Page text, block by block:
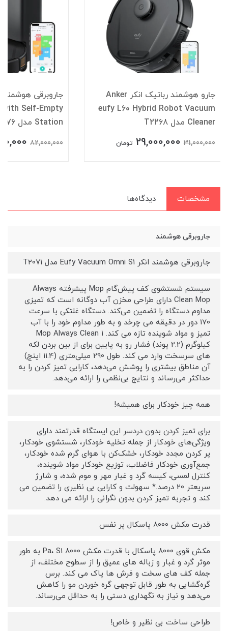
جارو هوشمند رباتیک انکر Anker
eufy L60 Hybrid Robot Vacuum
Cleaner مدل T2268
31,000,000
29,000,000 تومان
with Self-Empty
Station مدل T2276
82,000,000
مشخصات دیدگاه‌ها
جاروبرقی هوشمند
جاروبرقی هوشمند انکر Eufy Vacuum Omni S1 مدل T2071
سیستم شستشوی کف پیش‌گام Mop پیشرفته Always
Clean Mop دارای طراحی مخزن آب دوگانه است که تمیزی
مداوم دستگاه را تضمین می‌کند. دستگاه غلتکی با سرعت
170 دور در دقیقه می چرخد ​​و به طور مداوم خود را با آب
تمیز و مواد شوینده تازه می کند. Mop Always Clean 1
کیلوگرم (2.2 پوند) فشار رو به پایین برای از بین بردن لکه
های سرسخت وارد می کند. طول 290 میلی‌متری (11.4 اینچ)
آن مناطق بیشتری را پوشش می‌دهد، کارایی تمیز کردن را به
حداکثر می‌رساند و نتایج بی‌نظمی را ارائه می‌دهد.
همه چیز خودکار برای همیشه!
برای تمیز کردن بدون دردسر این ایستگاه قدرتمند دارای
ویژگی‌های خودکار از جمله تخلیه خودکار، شستشوی خودکار،
پر کردن مجدد خودکار، خشک‌کن با هوای گرم شده خودکار،
جمع‌آوری خودکار فاضلاب، توزیع خودکار مواد شوینده،
کنترل لمسی، کیسه گرد و غبار مهر و موم شده، و شارژ
سریعتر 20 درصد.* سهولت و کارایی بی نظیری را تضمین می
کند و تجربه تمیز کردن بدون نگرانی را ارائه می دهد.
قدرت مکش 8000 پاسکال پر نفس
مکش قوی 8000 پاسکال با قدرت مکش 8000 Pa، S1 به طور
موثر گرد و غبار و زباله های عمیق را از سطوح مختلف، از
جمله کف های سخت و فرش ها پاک می کند. برس
گره‌گشایی به طور قابل توجهی گره خوردن مو را کاهش
می‌دهد و نیاز به نگهداری دستی را به حداقل می‌رساند.
طراحی ساخت بی نظیر و خاص!